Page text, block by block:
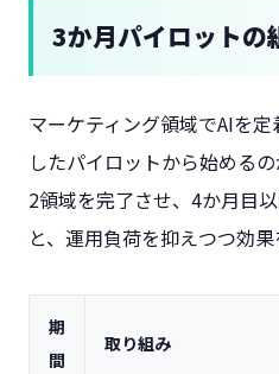
3か月パイロットの
マーケティング領域でAIを
したパイロットから始める
2領域を完了させ、4か月目
と、運用負荷を抑えつつ効果
期
間
取り組み